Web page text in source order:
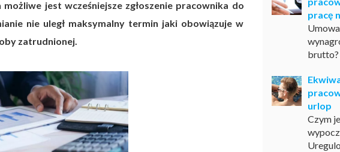
jest wcześniejsze zgłoszenie pracownika do
nie uległ maksymalny termin jaki obowiązuje w
zatrudnionej.
pracę
brutto?
urlop
Czym